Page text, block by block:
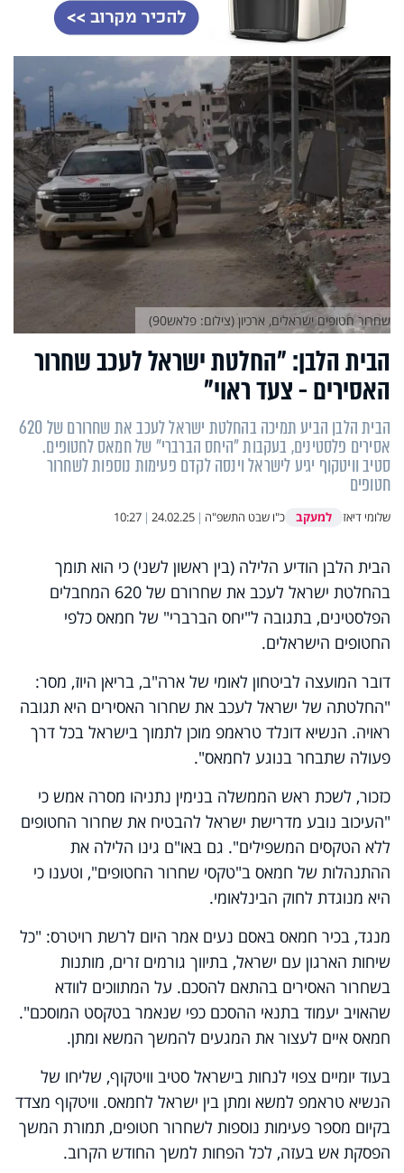
הבית הלבן: "החלטת ישראל לעכב שחרור
האסירים - צעד ראוי"
הבית הלבן הביע תמיכה בהחלטת ישראל לעכב את שחרורם של 620
אסירים פלסטינים, בעקבות "היחס הברברי" של חמאס לחטופים.
סטיב וויטקוף יגיע לישראל וינסה לקדם פעימות נוספות לשחרור
חטופים
שלומי דיאז למעקב כ"ו שבט התשפ"ה |
24.02.25
|
10:27
שחרור חטופים ישראלים, ארכיון (צילום: פלאש90)
הבית הלבן הודיע הלילה (בין ראשון לשני) כי הוא תומך
בהחלטת ישראל לעכב את שחרורם של 620 המחבלים
הפלסטינים, בתגובה ל"יחס הברברי" של חמאס כלפי
החטופים הישראלים.
דובר המועצה לביטחון לאומי של ארה"ב, בריאן היוז, מסר:
"החלטתה של ישראל לעכב את שחרור האסירים היא תגובה
ראויה. הנשיא דונלד טראמפ מוכן לתמוך בישראל בכל דרך
פעולה שתבחר בנוגע לחמאס".
כזכור, לשכת ראש הממשלה בנימין נתניהו מסרה אמש כי
"העיכוב נובע מדרישת ישראל להבטיח את שחרור החטופים
ללא הטקסים המשפילים". גם באו"ם גינו הלילה את
ההתנהלות של חמאס ב"טקסי שחרור החטופים", וטענו כי
היא מנוגדת לחוק הבינלאומי.
מנגד, בכיר חמאס באסם נעים אמר היום לרשת רויטרס: "כל
שיחות הארגון עם ישראל, בתיווך גורמים זרים, מותנות
בשחרור האסירים בהתאם להסכם. על המתווכים לוודא
שהאויב יעמוד בתנאי ההסכם כפי שנאמר בטקסט המוסכם".
חמאס איים לעצור את המגעים להמשך המשא ומתן.
בעוד יומיים צפוי לנחות בישראל סטיב וויטקוף, שליחו של
הנשיא טראמפ למשא ומתן בין ישראל לחמאס. וויטקוף מצדד
בקיום מספר פעימות נוספות לשחרור חטופים, תמורת המשך
הפסקת אש בעזה, לכל הפחות למשך החודש הקרוב.